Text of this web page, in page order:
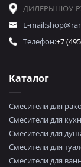
Каталог
Смесители для
Смесители для
Смесители для
Смесители для
Смесители для
ДИЛЕРЫШОУ-
E-mail:
Телефон:+7